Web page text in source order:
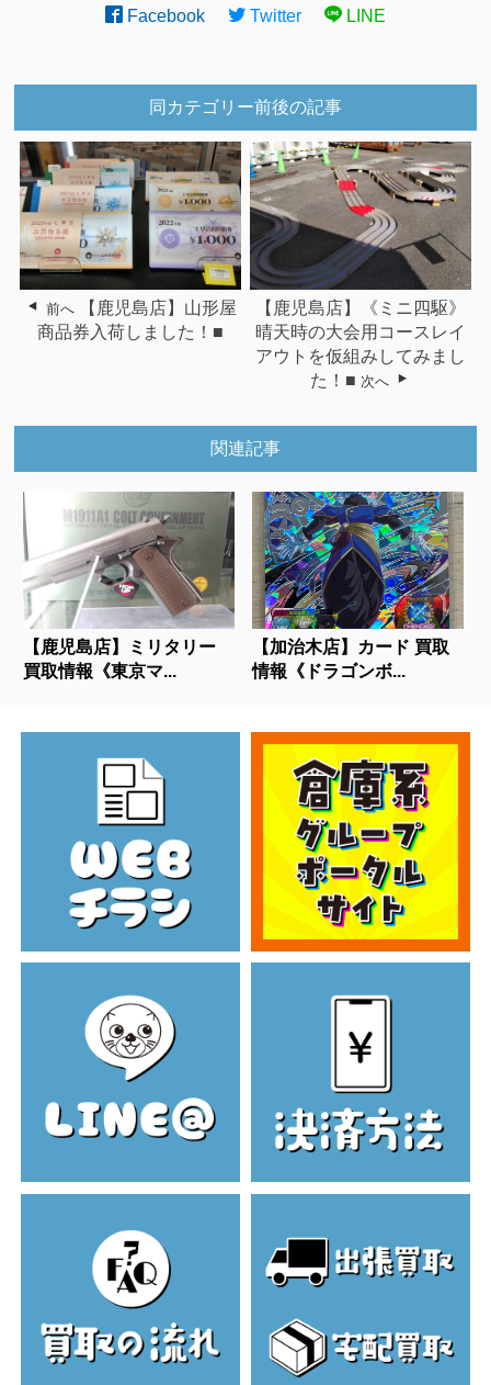
Facebook Twitter LINE
同カテゴリー前後の記事
前へ
【鹿児島店】山形屋
商品券入荷しました！■
【鹿児島店】《ミニ四駆》
晴天時の大会用コースレイ
アウトを仮組みしてみまし
た！■ 次へ
関連記事
【鹿児島店】ミリタリー
買取情報《東京マ...
【加治木店】カード 買取
情報《ドラゴンボ...